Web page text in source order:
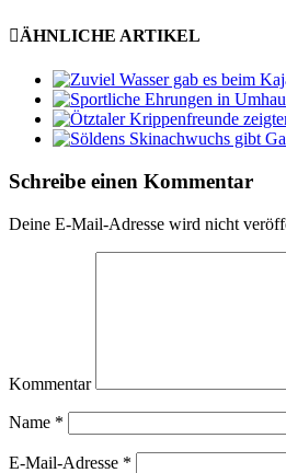
ÄHNLICHE ARTIKEL
Schreibe einen Kommentar
Deine E-Mail-Adresse wird nicht
Kommentar
Name *
E-Mail-Adresse *